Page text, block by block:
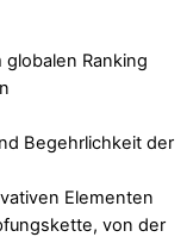
Ranking
Begehrlichkeit der
Elementen
von der